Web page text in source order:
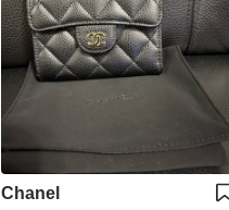
Chanel